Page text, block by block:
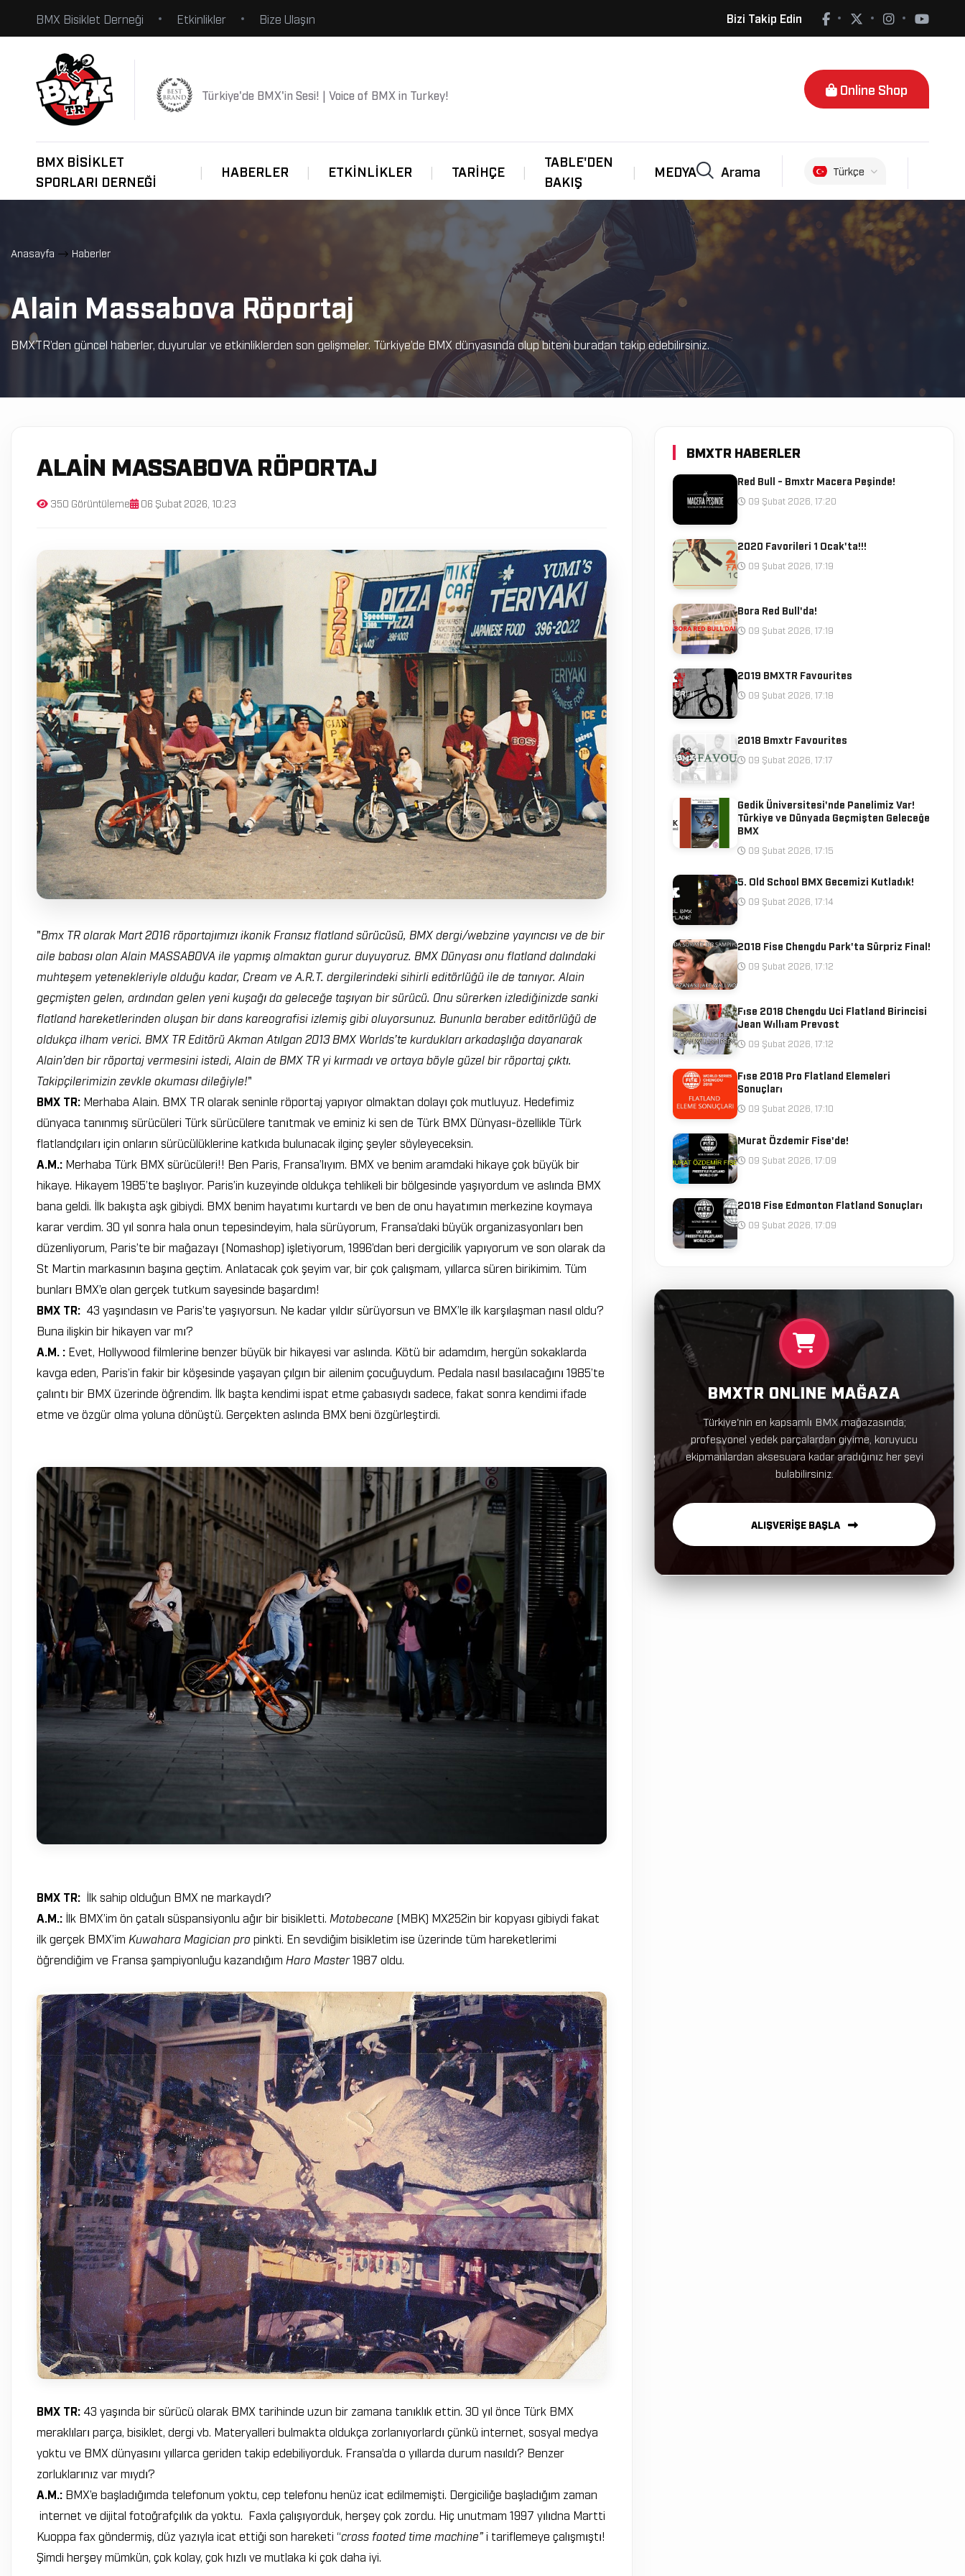
BMX Bisiklet Derneği Etkinlikler Bize Ulaşın Bizi Takip Edin
Türkiye'de BMX'in Sesi! | Voice of BMX in Turkey! Online Shop
BMX BISIKLET
SPORLARI DERNEĞI
HABERLER ETKINLIKLER TARIHÇE
TABLE'DEN
BAKIŞ
MEDYA Arama Türkçe
Anasayfa Haberler
Alain Massabova Röportaj
BMXTR’den güncel haberler, duyurular ve etkinliklerden son gelişmeler. Türkiye’de BMX dünyasında olup biteni buradan takip edebilirsiniz.
ALAIN MASSABOVA RÖPORTAJ
350 Görüntüleme 06 Şubat 2026, 10:23
"Bmx TR olarak Mart 2016 röportajımızı ikonik Fransız flatland sürücüsü, BMX dergi/webzine yayıncısı ve de bir
aile babası olan Alain MASSABOVA ile yapmış olmaktan gurur duyuyoruz. BMX Dünyası onu flatland dalındaki
muhteşem yetenekleriyle olduğu kadar, Cream ve A.R.T. dergilerindeki sihirli editörlüğü ile de tanıyor. Alain
geçmişten gelen, ardından gelen yeni kuşağı da geleceğe taşıyan bir sürücü. Onu sürerken izlediğinizde sanki
flatland hareketlerinden oluşan bir dans kareografisi izlemiş gibi oluyorsunuz. Bununla beraber editörlüğü de
oldukça ilham verici. BMX TR Editörü Akman Atılgan 2013 BMX Worlds’te kurdukları arkadaşlığa dayanarak
Alain’den bir röportaj vermesini istedi, Alain de BMX TR yi kırmadı ve ortaya böyle güzel bir röportaj çıktı.
Takipçilerimizin zevkle okuması dileğiyle!"
BMX TR: Merhaba Alain. BMX TR olarak seninle röportaj yapıyor olmaktan dolayı çok mutluyuz. Hedefimiz
dünyaca tanınmış sürücüleri Türk sürücülere tanıtmak ve eminiz ki sen de Türk BMX Dünyası-özellikle Türk
flatlandçıları için onların sürücülüklerine katkıda bulunacak ilginç şeyler söyleyeceksin.
A.M.: Merhaba Türk BMX sürücüleri!! Ben Paris, Fransa’lıyım. BMX ve benim aramdaki hikaye çok büyük bir
hikaye. Hikayem 1985’te başlıyor. Paris’in kuzeyinde oldukça tehlikeli bir bölgesinde yaşıyordum ve aslında BMX
bana geldi. İlk bakışta aşk gibiydi. BMX benim hayatımı kurtardı ve ben de onu hayatımın merkezine koymaya
karar verdim. 30 yıl sonra hala onun tepesindeyim, hala sürüyorum, Fransa’daki büyük organizasyonları ben
düzenliyorum, Paris’te bir mağazayı (Nomashop) işletiyorum, 1996’dan beri dergicilik yapıyorum ve son olarak da
St Martin markasının başına geçtim. Anlatacak çok şeyim var, bir çok çalışmam, yıllarca süren birikimim. Tüm
bunları BMX’e olan gerçek tutkum sayesinde başardım!
BMX TR: 43 yaşındasın ve Paris’te yaşıyorsun. Ne kadar yıldır sürüyorsun ve BMX’le ilk karşılaşman nasıl oldu?
Buna ilişkin bir hikayen var mı?
A.M. : Evet, Hollywood filmlerine benzer büyük bir hikayesi var aslında. Kötü bir adamdım, hergün sokaklarda
kavga eden, Paris’in fakir bir köşesinde yaşayan çılgın bir ailenim çocuğuydum. Pedala nasıl basılacağını 1985’te
çalıntı bir BMX üzerinde öğrendim. İlk başta kendimi ispat etme çabasıydı sadece, fakat sonra kendimi ifade
etme ve özgür olma yoluna dönüştü. Gerçekten aslında BMX beni özgürleştirdi.
BMX TR: İlk sahip olduğun BMX ne markaydı?
A.M.: İlk BMX’im ön çatalı süspansiyonlu ağır bir bisikletti. Motobecane (MBK) MX252in bir kopyası gibiydi fakat
ilk gerçek BMX’im Kuwahara Magician pro pinkti. En sevdiğim bisikletim ise üzerinde tüm hareketlerimi
öğrendiğim ve Fransa şampiyonluğu kazandığım Haro Master1987 oldu.
BMX TR: 43 yaşında bir sürücü olarak BMX tarihinde uzun bir zamana tanıklık ettin. 30 yıl önce Türk BMX
meraklıları parça, bisiklet, dergi vb. Materyalleri bulmakta oldukça zorlanıyorlardı çünkü internet, sosyal medya
yoktu ve BMX dünyasını yıllarca geriden takip edebiliyorduk. Fransa’da o yıllarda durum nasıldı? Benzer
zorluklarınız var mıydı?
A.M.: BMX’e başladığımda telefonum yoktu, cep telefonu henüz icat edilmemişti. Dergiciliğe başladığım zaman
internet ve dijital fotoğrafçılık da yoktu. Faxla çalışıyorduk, herşey çok zordu. Hiç unutmam 1997 yılıdna Martti
Kuoppa fax göndermiş, düz yazıyla icat ettiği son hareketi “cross footed time machine” i tariflemeye çalışmıştı!
Şimdi herşey mümkün, çok kolay, çok hızlı ve mutlaka ki çok daha iyi.
BMXTR HABERLER
Red Bull - Bmxtr Macera Peşinde!
09 Şubat 2026, 17:20
2020 Favorileri 1 Ocak'ta!!!
09 Şubat 2026, 17:19
Bora Red Bull'da!
09 Şubat 2026, 17:19
2019 BMXTR Favourites
09 Şubat 2026, 17:18
2018 Bmxtr Favourites
09 Şubat 2026, 17:17
Gedik Üniversitesi'nde Panelimiz Var!
Türkiye ve Dünyada Geçmişten Geleceğe
BMX
09 Şubat 2026, 17:15
5. Old School BMX Gecemizi Kutladık!
09 Şubat 2026, 17:14
2018 Fise Chengdu Park'ta Sürpriz Final!
09 Şubat 2026, 17:12
Fıse 2018 Chengdu Uci Flatland Birincisi
Jean Wıllıam Prevost
09 Şubat 2026, 17:12
Fıse 2018 Pro Flatland Elemeleri
Sonuçları
09 Şubat 2026, 17:10
Murat Özdemir Fise'de!
09 Şubat 2026, 17:09
2018 Fise Edmonton Flatland Sonuçları
09 Şubat 2026, 17:09
BMXTR ONLINE MAĞAZA
Türkiye'nin en kapsamlı BMX mağazasında;
profesyonel yedek parçalardan giyime, koruyucu
ekipmanlardan aksesuara kadar aradığınız her şeyi
bulabilirsiniz.
ALIŞVERİŞE BAŞLA